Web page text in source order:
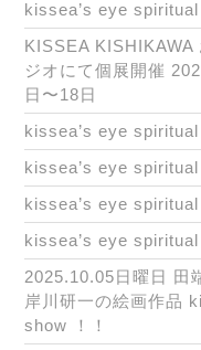
kissea’s eye
KISSEA KISHIKAWA
ジオにて個展開催
日〜18日
kissea’s eye
kissea’s eye
kissea’s eye
kissea’s eye
2025.10.05日曜日 田
岸川研一の絵画作品
show ！！